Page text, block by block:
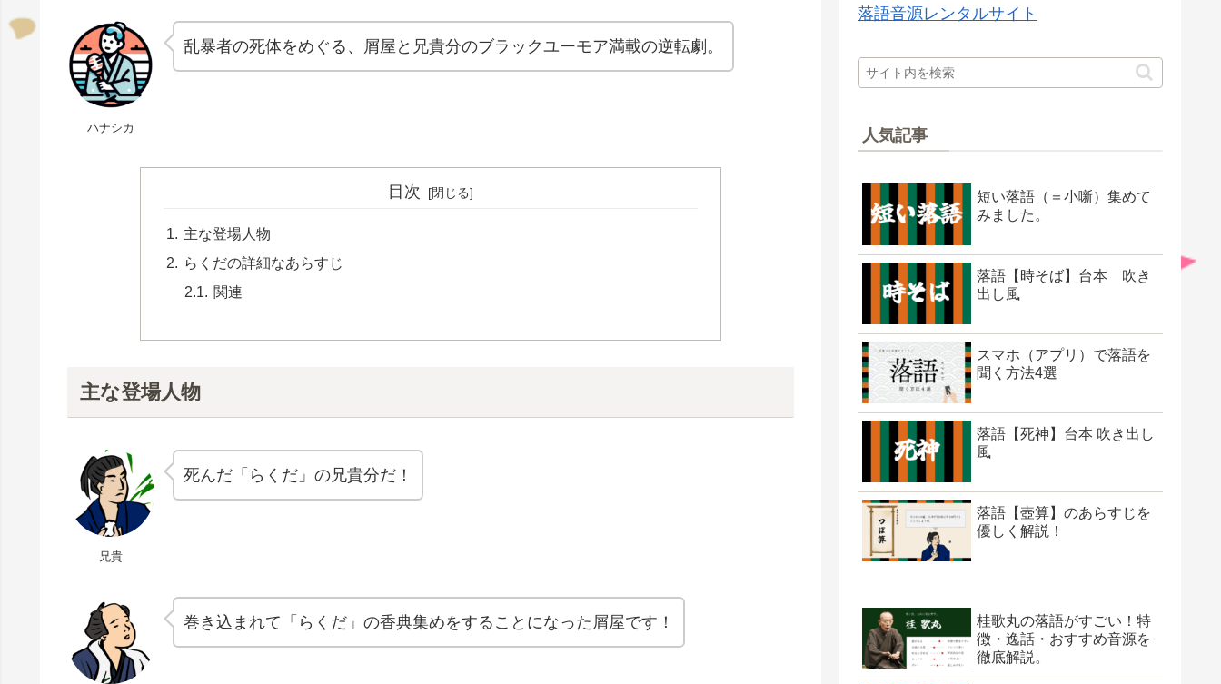
ハナシカ
乱暴者の死体をめぐる、屑屋と兄貴分のブラックユーモア満載の逆転劇。
目次
主な登場人物
らくだの詳細なあらすじ
関連
主な登場人物
兄貴
死んだ「らくだ」の兄貴分だ！
巻き込まれて「らくだ」の香典集めをすることになった屑屋です！
落語音源レンタルサイト
人気記事
短い落語（＝小噺）集めて
みました。
落語【時そば】台本 吹き
出し風
スマホ（アプリ）で落語を
聞く方法4選
落語【死神】台本 吹き出し
風
落語【壺算】のあらすじを
優しく解説！
桂歌丸の落語がすごい！特
徴・逸話・おすすめ音源を
徹底解説。